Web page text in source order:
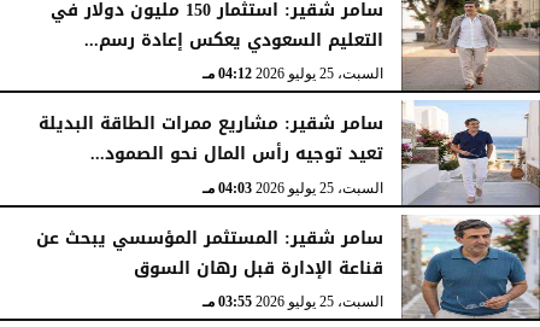
سامر شقير: استثمار 150 مليون دولار في
التعليم السعودي يعكس إعادة رسم...
السبت، 25 يوليو 2026 04:12 مـ
سامر شقير: مشاريع ممرات الطاقة البديلة
تعيد توجيه رأس المال نحو الصمود...
السبت، 25 يوليو 2026 04:03 مـ
سامر شقير: المستثمر المؤسسي يبحث عن
قناعة الإدارة قبل رهان السوق
السبت، 25 يوليو 2026 03:55 مـ